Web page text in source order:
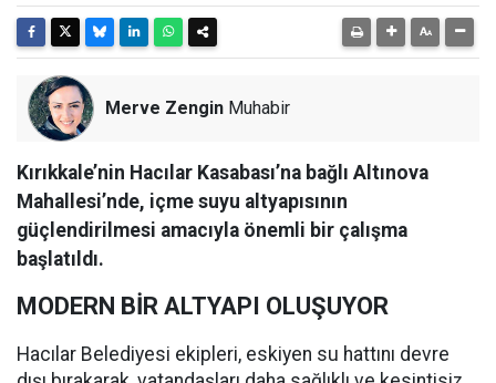
Merve Zengin Muhabir
Kırıkkale’nin Hacılar Kasabası’na bağlı Altınova
Mahallesi’nde, içme suyu altyapısının
güçlendirilmesi amacıyla önemli bir çalışma
başlatıldı.
MODERN BİR ALTYAPI OLUŞUYOR
Hacılar Belediyesi ekipleri, eskiyen su hattını devre